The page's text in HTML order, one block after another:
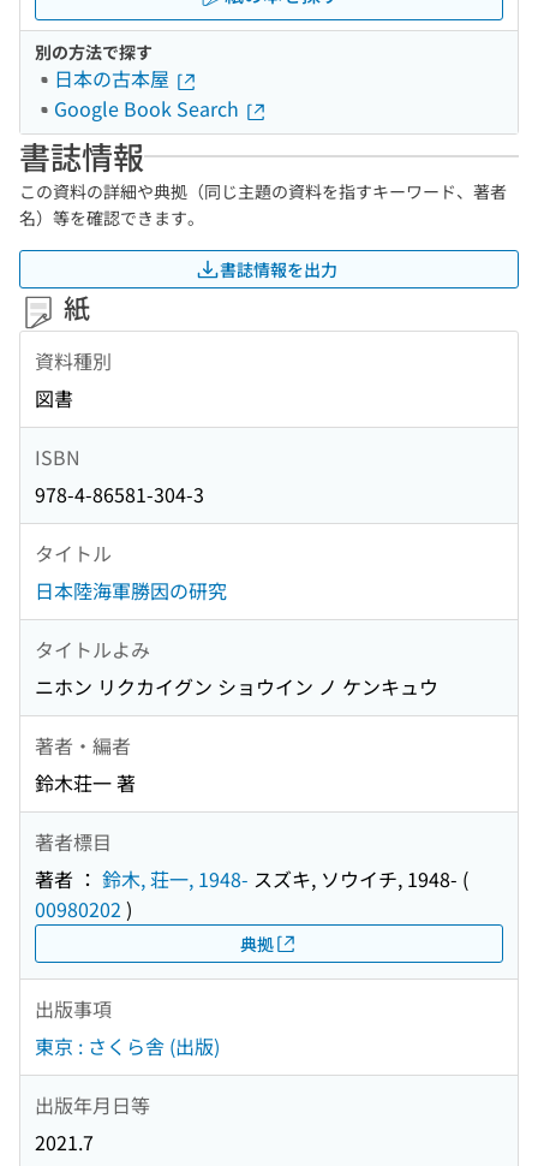
別の方法で探す
日本の古本屋
Google Book Search
書誌情報
この資料の詳細や典拠（同じ主題の資料を指すキーワード、著者
名）等を確認できます。
書誌情報を出力
紙
資料種別
図書
ISBN
978-4-86581-304-3
タイトル
日本陸海軍勝因の研究
タイトルよみ
ニホン リクカイグン ショウイン ノ ケンキュウ
著者・編者
鈴木荘一 著
著者標目
著者 ： 鈴木, 荘一, 1948- スズキ, ソウイチ, 1948- (
00980202 )
典拠
出版事項
東京 : さくら舎 (出版)
出版年月日等
2021.7